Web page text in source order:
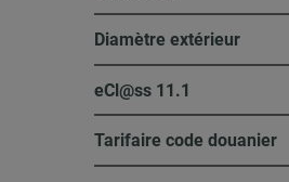
Diamètre extérieur
eCl@ss 11.1
Tarifaire code douanier